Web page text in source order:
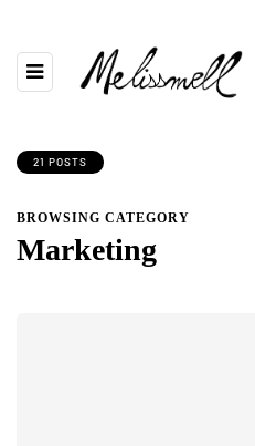
21 POSTS
BROWSING CATEGORY
Marketing